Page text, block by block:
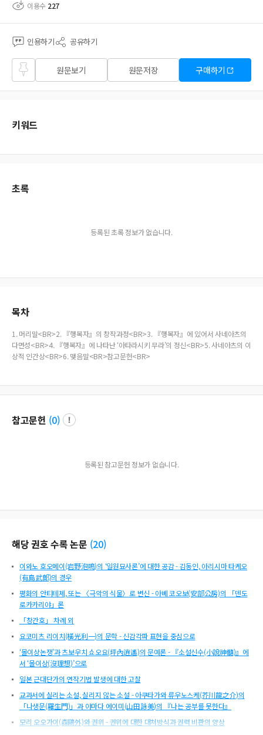
이용수 227
인용하기 공유하기
즐겨
찾기
원문보기 원문저장 구매하기
키워드
초록
등록된 초록 정보가 없습니다.
목차
1. 머리말<BR>2. 『행복자』의 창작과정<BR>3. 『행복자』에 있어서 사네아츠의
다면성<BR>4. 『행복자』에 나타난 ‘아타라시키 무라’의 정신<BR>5. 사네아츠의 이
상적 인간상<BR>6. 맺음말<BR>참고문헌<BR>
참고문헌 (0)
등록된 참고문헌 정보가 없습니다.
해당 권호 수록 논문 (20)
이와노 호오메이(岩野泡鳴)의 ‘일원묘사론’에 대한 공감 - 김동인, 아리시마 타케오
(有島武郞)의 경우
평화의 안티테제, 또는 〈극악의 식물〉로 변신 - 아베 코오보(安部公房)의 「덴도
로카카리야」론
「창간호」 차례 외
요코미츠 리이치(橫光利一)의 문학 - 신감각파 표현을 중심으로
‘몰이상논쟁’과 츠보우치 쇼오요(坪內逍遙)의 문예론 - 『소설신수(小說神髓)』에
서 ‘몰이상(沒理想)’으로
일본 근대단가의 연작기법 발생에 대한 고찰
교과서에 실리는 소설, 실리지 않는 소설 - 아쿠타가와 류우노스케(芥川龍之介)의
「나생문(羅生門)」과 야마다 에이미(山田詠美)의 『나는 공부를 못한다』
모리 오오가이(森鷗外)와 권위 - 권위에 대한 대처방식과 권력 비판의 양상